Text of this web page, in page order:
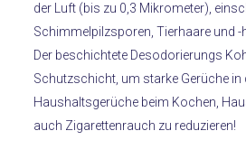
der Luft (bis zu 0,3 Mikrometer),
Schimmelpilzsporen, Tierhaare und -
Der beschichtete Desodorierungs
Schutzschicht, um starke Gerüche in
Haushaltsgerüche beim Kochen,
auch Zigarettenrauch zu reduzieren!